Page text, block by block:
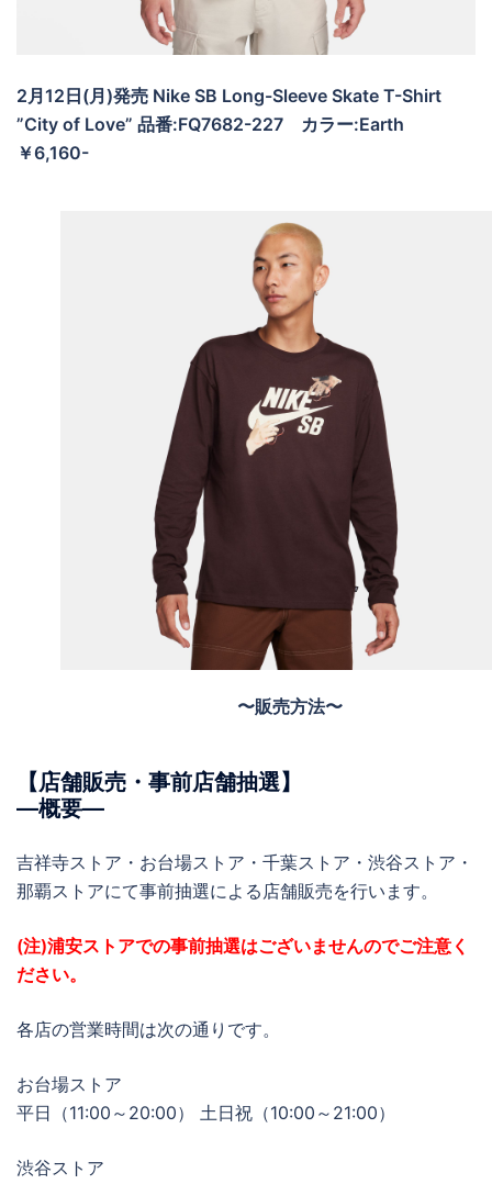
2月12日(月)発売 Nike SB Long-Sleeve Skate T-Shirt
”City of Love” 品番:FQ7682-227 カラー:Earth
￥6,160-
〜販売方法〜
【店舗販売・事前店舗抽選】
―概要―
吉祥寺ストア・お台場ストア・千葉ストア・渋谷ストア・
那覇ストアにて事前抽選による店舗販売を行います。
(注)浦安ストアでの事前抽選はございませんのでご注意く
ださい。
各店の営業時間は次の通りです。
お台場ストア
平日（11:00～20:00） 土日祝（10:00～21:00）
渋谷ストア